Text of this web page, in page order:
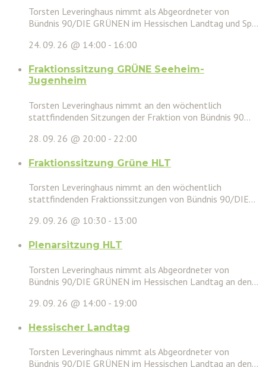
Torsten Leveringhaus nimmt als Abgeordneter von
Bündnis 90/DIE GRÜNEN im Hessischen Landtag und Sp...
24. 09. 26 @ 14:00 - 16:00
Fraktionssitzung GRÜNE Seeheim-
Jugenheim
Torsten Leveringhaus nimmt an den wöchentlich
stattfindenden Sitzungen der Fraktion von Bündnis 90...
28. 09. 26 @ 20:00 - 22:00
Fraktionssitzung Grüne HLT
Torsten Leveringhaus nimmt an den wöchentlich
stattfindenden Fraktionssitzungen von Bündnis 90/DIE...
29. 09. 26 @ 10:30 - 13:00
Plenarsitzung HLT
Torsten Leveringhaus nimmt als Abgeordneter von
Bündnis 90/DIE GRÜNEN im Hessischen Landtag an den...
29. 09. 26 @ 14:00 - 19:00
Hessischer Landtag
Torsten Leveringhaus nimmt als Abgeordneter von
Bündnis 90/DIE GRÜNEN im Hessischen Landtag an den...